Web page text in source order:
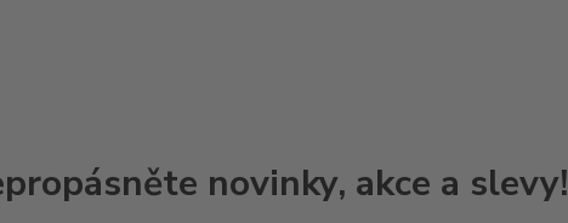
novinky, akce a slevy!